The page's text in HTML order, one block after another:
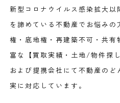
新型コロナウイルス感染拡大
を諦めている不動産でお悩み
権・底地権・再建築不可・共
富な【買取実績・土地/物件探
および提携会社にて不動産の
実に対応しています。